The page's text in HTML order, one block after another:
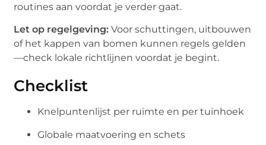
routines aan voordat je verder gaat.
Let op regelgeving: Voor schuttingen, uitbouwen
of het kappen van bomen kunnen regels gelden
—check lokale richtlijnen voordat je begint.
Checklist
Knelpuntenlijst per ruimte en per tuinhoek
Globale maatvoering en schets